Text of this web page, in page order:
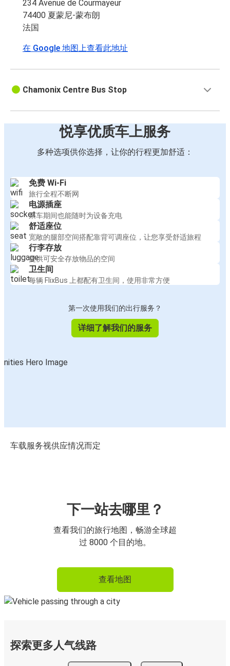
234 Avenue de Courmayeur
74400 夏蒙尼-蒙布朗
法国
在 Google 地图上查看此地址
Chamonix Centre Bus Stop
悦享优质车上服务
多种选项供你选择，让你的行程更加舒适：
免费 Wi-Fi
旅行全程不断网
电源插座
乘车期间也能随时为设备充电
舒适座位
宽敞的腿部空间搭配靠背可调座位，让您享受舒适旅程
行李存放
提供可安全存放物品的空间
卫生间
每辆 FlixBus 上都配有卫生间，使用非常方便
第一次使用我们的出行服务？
详细了解我们的服务
车载服务视供应情况而定
下一站去哪里？
查看我们的旅行地图，畅游全球超
过 8000 个目的地。
查看地图
探索更多人气线路